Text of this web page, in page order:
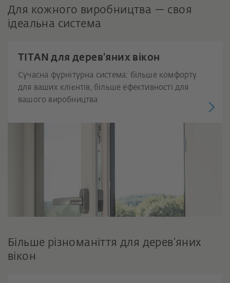
Для кожного виробництва — своя
ідеальна система
TITAN для дерев’яних вікон
Сучасна фурнітурна система: більше комфорту
для ваших клієнтів, більше ефективності для
вашого виробництва
Більше різноманіття для дерев’яних
вікон